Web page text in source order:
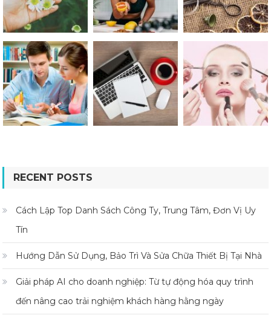
RECENT POSTS
Cách Lập Top Danh Sách Công Ty, Trung Tâm, Đơn Vị Uy
Tín
Hướng Dẫn Sử Dụng, Bảo Trì Và Sửa Chữa Thiết Bị Tại Nhà
Giải pháp AI cho doanh nghiệp: Từ tự động hóa quy trình
đến nâng cao trải nghiệm khách hàng hằng ngày